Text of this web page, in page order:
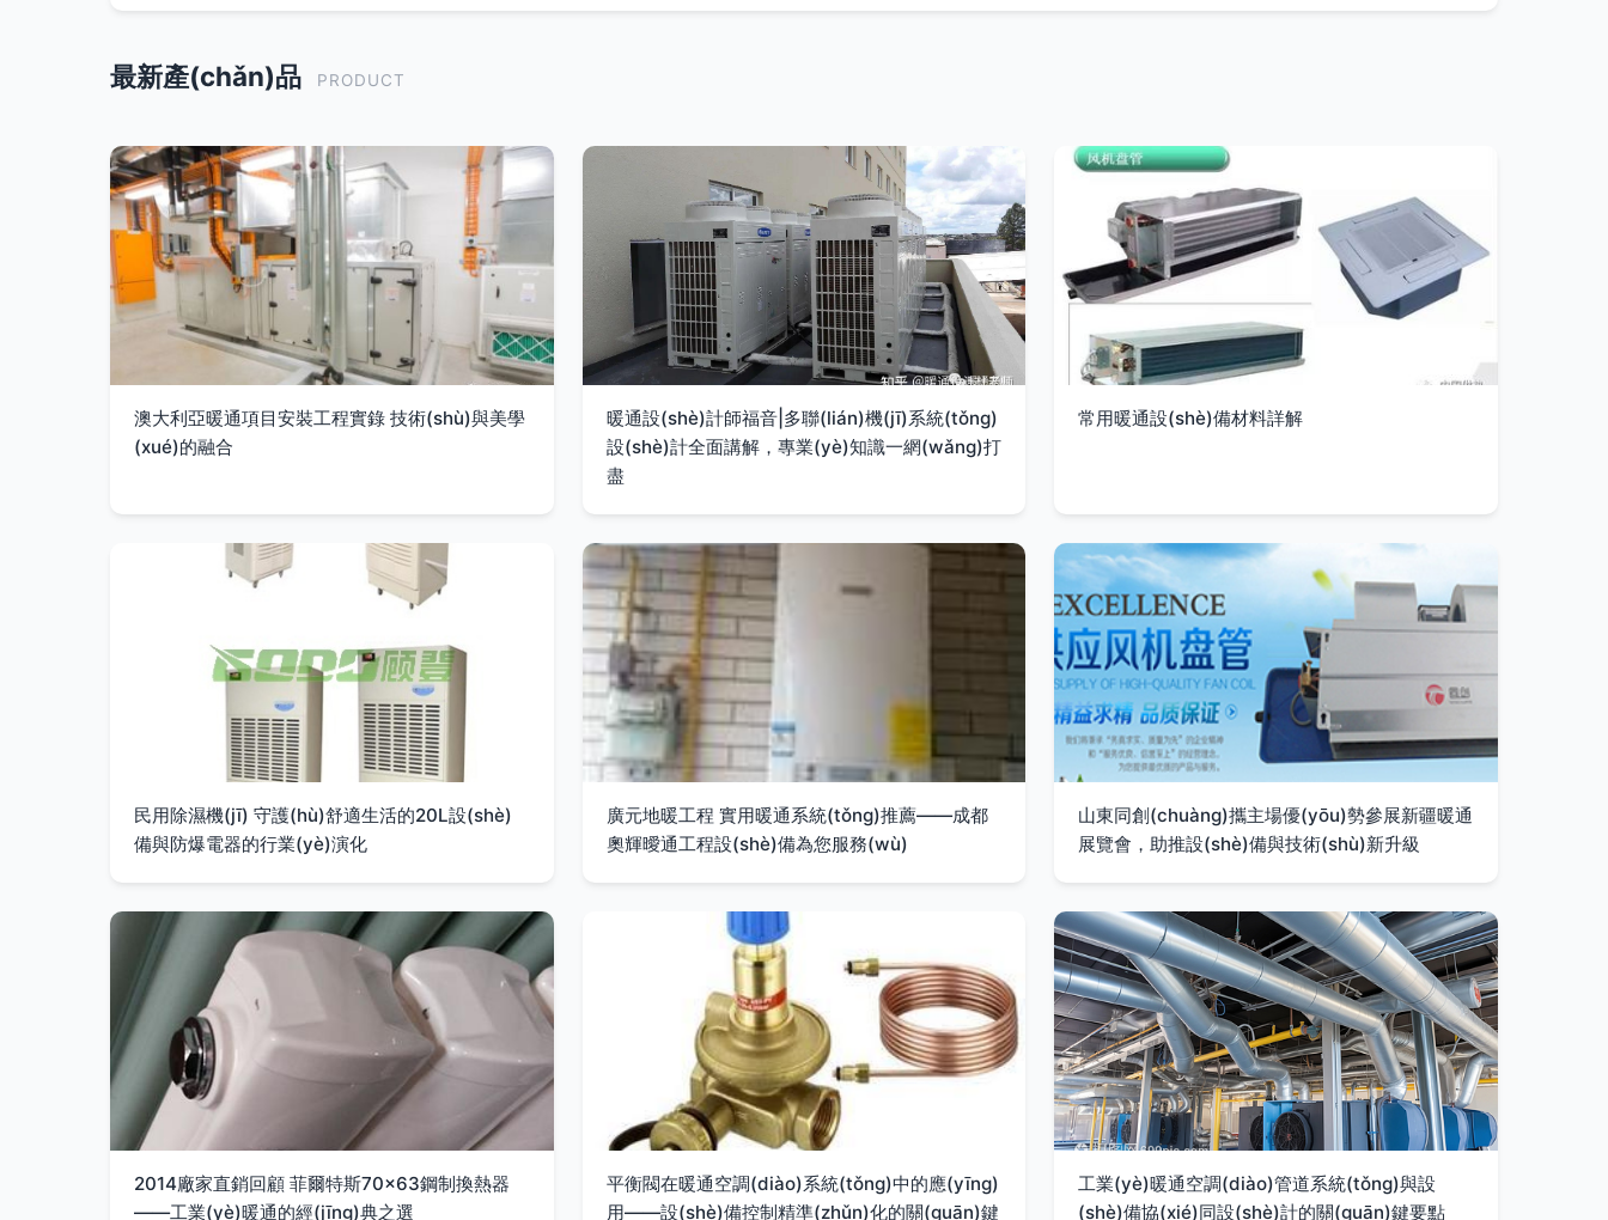
最新產(chǎn)品 PRODUCT
澳大利亞暖通項目安裝工程實錄 技術(shù)與美學
(xué)的融合
暖通設(shè)計師福音|多聯(lián)機(jī)系統(tǒng)
設(shè)計全面講解，專業(yè)知識一網(wǎng)打
盡
常用暖通設(shè)備材料詳解
民用除濕機(jī) 守護(hù)舒適生活的20L設(shè)
備與防爆電器的行業(yè)演化
廣元地暖工程 實用暖通系統(tǒng)推薦——成都
奧輝曖通工程設(shè)備為您服務(wù)
山東同創(chuàng)攜主場優(yōu)勢參展新疆暖通
展覽會，助推設(shè)備與技術(shù)新升級
2014廠家直銷回顧 菲爾特斯70×63鋼制換熱器
——工業(yè)暖通的經(jīng)典之選
平衡閥在暖通空調(diào)系統(tǒng)中的應(yīng)
用——設(shè)備控制精準(zhǔn)化的關(guān)鍵
工業(yè)暖通空調(diào)管道系統(tǒng)與設
(shè)備協(xié)同設(shè)計的關(guān)鍵要點